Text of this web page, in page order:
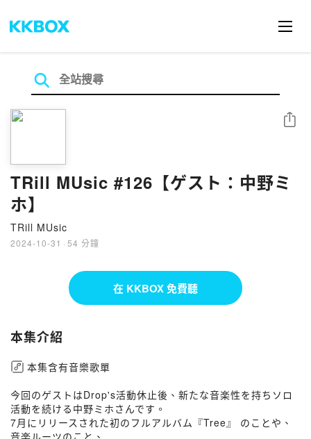
TRill MUsic #126【ゲスト：中野ミ
ホ】
TRill MUsic
2024-10-31 · 54 分鐘
分享
在 KKBOX 免費聽
本集介紹
本集含有音樂歌單
今回のゲストはDrop's活動休止後、新たな音楽性を持ちソロ
活動を続ける中野ミホさんです。
7月にリリースされた初のフルアルバム『Tree』 のことや、
音楽ルーツのこと、